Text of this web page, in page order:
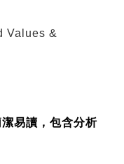
Values &
易讀，包含分析